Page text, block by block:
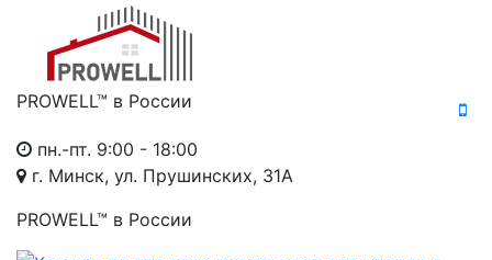
PROWELL™ в России
пн.-пт. 9:00 - 18:00
г. Минск, ул. Прушинских, 31А
PROWELL™ в России